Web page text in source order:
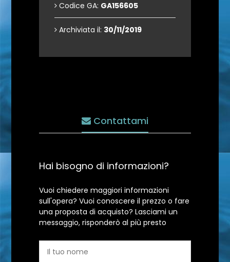
Codice GA: GA156605
Archiviata il: 30/11/2019
Contattami
Hai bisogno di informazioni?
Vuoi chiedere maggiori informazioni
sull'opera? Vuoi conoscere il prezzo o fare
una proposta di acquisto? Lasciami un
messaggio, risponderò al più presto